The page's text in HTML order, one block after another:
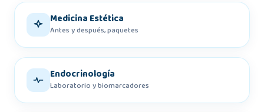
Medicina Estética
Antes y después, paquetes
Endocrinología
Laboratorio y biomarcadores